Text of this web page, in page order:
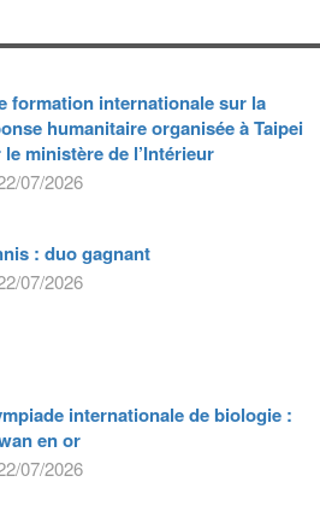
formation internationale sur la
humanitaire organisée à Taipei
le ministère de l’Intérieur
07/2026
: duo gagnant
07/2026
internationale de biologie :
en or
07/2026